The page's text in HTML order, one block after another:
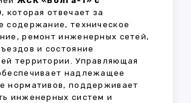
, которая отвечает за
содержание, техническое
ремонт инженерных сетей,
и состояние
территории. Управляющая
надлежащее
нормативов, поддерживает
инженерных систем и